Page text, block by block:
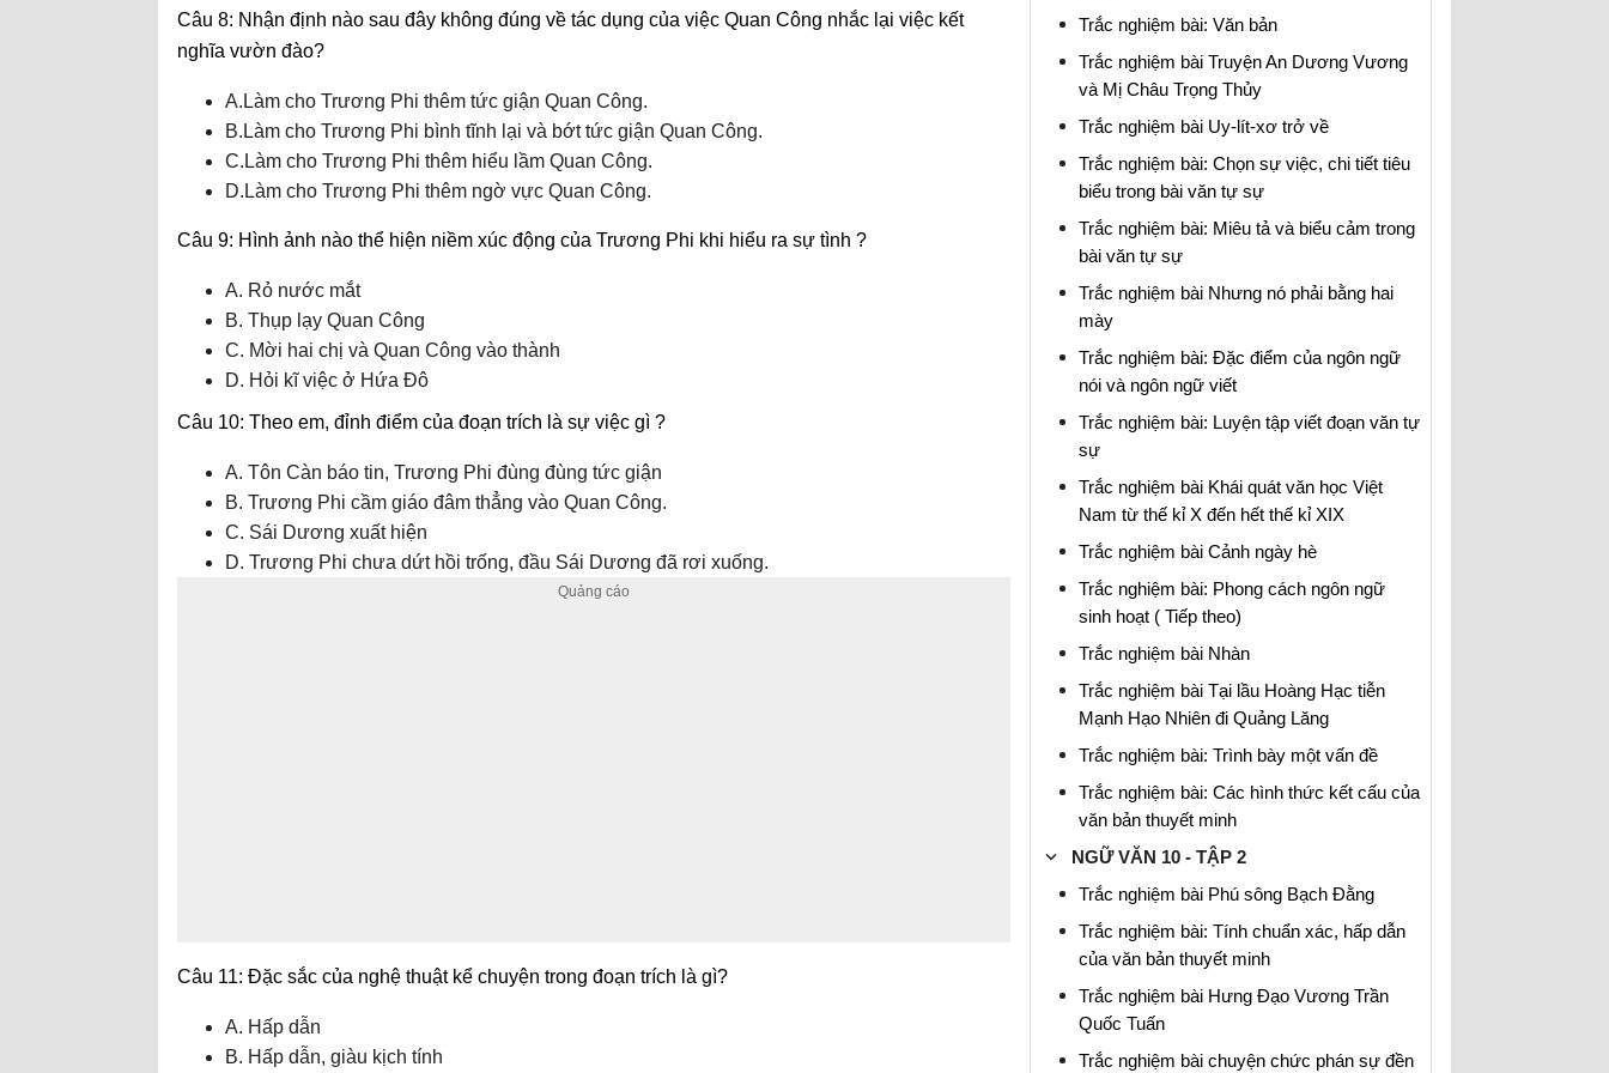
Câu 8: Nhận định nào sau đây không đúng về tác dụng của việc Quan Công nhắc lại việc kết
nghĩa vườn đào?
A.Làm cho Trương Phi thêm tức giận Quan Công.
B.Làm cho Trương Phi bình tĩnh lại và bớt tức giận Quan Công.
C.Làm cho Trương Phi thêm hiểu lầm Quan Công.
D.Làm cho Trương Phi thêm ngờ vực Quan Công.
Câu 9: Hình ảnh nào thể hiện niềm xúc động của Trương Phi khi hiểu ra sự tình ?
A. Rỏ nước mắt
B. Thụp lạy Quan Công
C. Mời hai chị và Quan Công vào thành
D. Hỏi kĩ việc ở Hứa Đô
Câu 10: Theo em, đỉnh điểm của đoạn trích là sự việc gì ?
A. Tôn Càn báo tin, Trương Phi đùng đùng tức giận
B. Trương Phi cầm giáo đâm thẳng vào Quan Công.
C. Sái Dương xuất hiện
D. Trương Phi chưa dứt hồi trống, đầu Sái Dương đã rơi xuống.
Câu 11: Đặc sắc của nghệ thuật kể chuyện trong đoạn trích là gì?
A. Hấp dẫn
B. Hấp dẫn, giàu kịch tính
Trắc nghiệm bài: Văn bản
Trắc nghiệm bài Truyện An Dương Vương
và Mị Châu Trọng Thủy
Trắc nghiệm bài Uy-lít-xơ trở về
Trắc nghiệm bài: Chọn sự việc, chi tiết tiêu
biểu trong bài văn tự sự
Trắc nghiệm bài: Miêu tả và biểu cảm trong
bài văn tự sự
Trắc nghiệm bài Nhưng nó phải bằng hai
mày
Trắc nghiệm bài: Đặc điểm của ngôn ngữ
nói và ngôn ngữ viết
Trắc nghiệm bài: Luyện tập viết đoạn văn tự
sự
Trắc nghiệm bài Khái quát văn học Việt
Nam từ thế kỉ X đến hết thế kỉ XIX
Trắc nghiệm bài Cảnh ngày hè
Trắc nghiệm bài: Phong cách ngôn ngữ
sinh hoạt ( Tiếp theo)
Trắc nghiệm bài Nhàn
Trắc nghiệm bài Tại lầu Hoàng Hạc tiễn
Mạnh Hạo Nhiên đi Quảng Lăng
Trắc nghiệm bài: Trình bày một vấn đề
Trắc nghiệm bài: Các hình thức kết cấu của
văn bản thuyết minh
NGỮ VĂN 10 - TẬP 2
Trắc nghiệm bài Phú sông Bạch Đằng
Trắc nghiệm bài: Tính chuẩn xác, hấp dẫn
của văn bản thuyết minh
Trắc nghiệm bài Hưng Đạo Vương Trần
Quốc Tuấn
Trắc nghiệm bài chuyện chức phán sự đền